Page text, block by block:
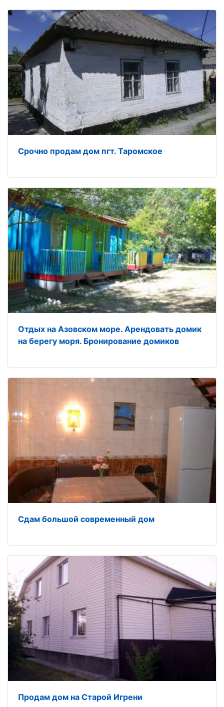
Срочно продам дом пгт. Таромское
Отдых на Азовском море. Арендовать домик
на берегу моря. Бронирование домиков
Сдам большой современный дом
Продам дом на Старой Игрени